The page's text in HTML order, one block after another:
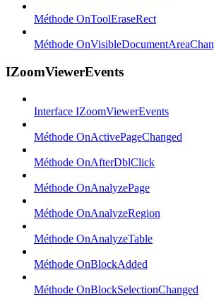
Méthode OnToolEraseRect
Méthode
IZoomViewerEvents
Interface IZoomViewerEvents
Méthode OnActivePageChanged
Méthode OnAfterDblClick
Méthode OnAnalyzePage
Méthode OnAnalyzeRegion
Méthode OnAnalyzeTable
Méthode OnBlockAdded
Méthode OnBlockSelectionChanged